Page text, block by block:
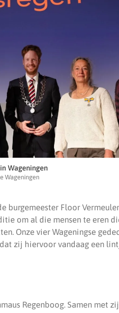
Wageningen
Wageningen
burgemeester Floor
om al die mensen te eren
Onze vier Wageningse
zij hiervoor vandaag een
Regenboog. Samen met